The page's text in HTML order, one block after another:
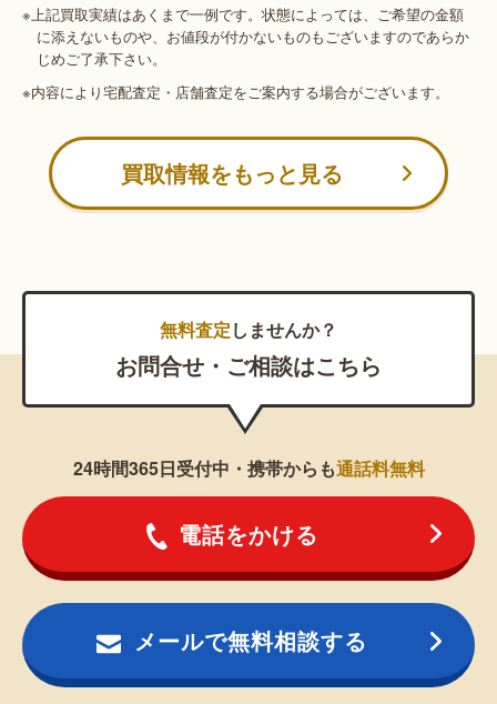
※上記買取実績はあくまで一例です。状態によっては、ご希望の金額
に添えないものや、お値段が付かないものもございますのであらか
じめご了承下さい。
※内容により宅配査定・店舗査定をご案内する場合がございます。
買取情報をもっと見る
無料査定しませんか？
お問合せ・ご相談はこちら
24時間365日受付中・携帯からも通話料無料
電話をかける
メールで無料相談する